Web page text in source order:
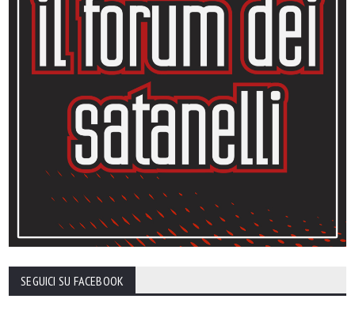
SEGUICI SU FACEBOOK